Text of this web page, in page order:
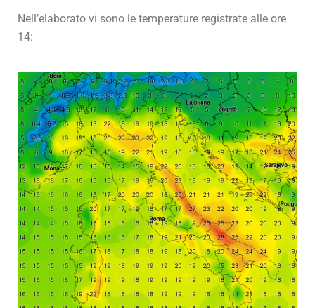
Nell’elaborato vi sono le temperature registrate alle ore
14: